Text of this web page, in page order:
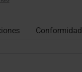
Conformidad